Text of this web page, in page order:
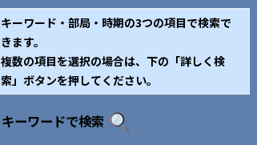
キーワード・部局・時期の3つの項目で検索で
きます。
複数の項目を選択の場合は、下の「詳しく検
索」ボタンを押してください。
キーワードで検索